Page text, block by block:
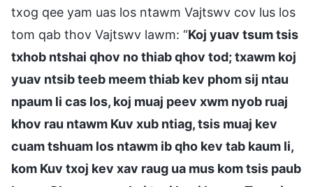
txog qee yam uas los ntawm Vajtswv cov lus los
tom qab thov Vajtswv lawm: “Koj yuav tsum tsis
txhob ntshai qhov no thiab qhov tod; txawm koj
yuav ntsib teeb meem thiab kev phom sij ntau
npaum li cas los, koj muaj peev xwm nyob ruaj
khov rau ntawm Kuv xub ntiag, tsis muaj kev
cuam tshuam los ntawm ib qho kev tab kaum li,
kom Kuv txoj kev xav raug ua mus kom tsis paub